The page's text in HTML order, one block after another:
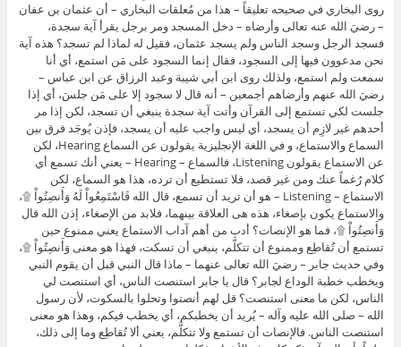
روى البخاري في صحيحه تعليقاً – هذا من مُعلقات البخاري – أن عثمان بن عفان
– رضيَ الله عنه تعالى وأرضاه – دخل المسجد ومر برجل يقرأ آية سجدة،
فسجد الرجل وسجد الناس ولم يسجد عثمان، فقيل له لماذا لم تسجد؟ هذه آية
نحن مدعوون فيها إلى السجود، فقال إنما السجود على مَن استمع، أي أنا
سمعت ولم استمع، ولذلك روى ابن أبي شيبة وعبد الرزاق عن ابن عباس –
رضيَ الله عنهم وأرضاهم أجمعين – أنه قال لا سجود إلا على مَن جلسَ، أي إذا
جلست لكي تستمع إلى القرآن وأتت آية سجدة ينبغي أن تسجد، لكن إذا مر
أحدهم غير لازِم أن يسجد، أي ليس واجب عليه أن يسجد، فإذن يُوجَد فرق بين
السماع والاستماع، و في اللغة الإنجليزية يقولون عن السماع Hearing، لكن
عن الاستماع يقولون Listening، فالسماع – Hearing – يعني أنك تسمع أي
كلام رُغماً عنك ومن غير قصد، فلا تستطيع أن ترده، هذا هو السماع، لكن
الاستماع – Listening – هو أن تريد أن تسمع، قال الله فَاسْتَمِعُواْ لَهُ وَأَنصِتُواْ ۩،
والاستماع يكون بإصغاء، هذه هى العلاقة بينهما، فلابد من الإصغاء، إذن الله قال
وَأَنصِتُواْ ۩، فما هو الإنصات؟ أدب من أهم آداب الاستماع يعني ممنوع حين
تستمع أن تُقاطِع وممنوع أن تتكلَّم، ينبغي أن تسكت، فهذا هو معنى وَأَنصِتُواْ ۩،
وفي حديث جابر – رضيَ الله تعالى عنهما – ماذا قال النبي قبل أن يقوم النبي
ويخطب خطبة الوداع لجابر؟ قال يا جابر استنصت الناس، أي استنصت لي
الناس، لكن ما معنى استنصت؟ قل لهم أنصتوا وتحلوا بالسكوت، لأن رسول
الله – صلى الله عليه وآله – يُريد أن يخطبكم، أي يخطب فيكم، وهذا هو معنى
استنصت الناس. فالإنصات أن تستمع ولا تتكلَّم، يعني ألا تُقاطِع وما إلى ذلك،